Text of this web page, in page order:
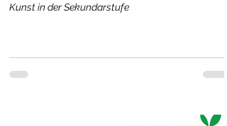
Kunst in der Sekundarstufe